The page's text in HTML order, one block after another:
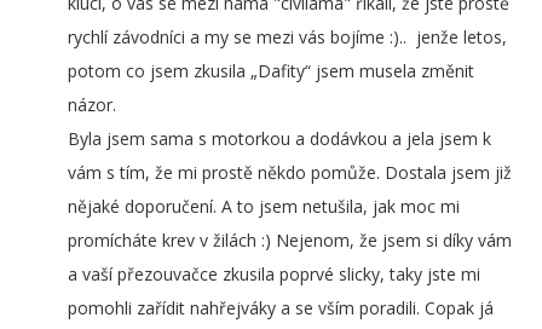
rychlí závodníci a my se mezi vás bojíme :).. jenže letos,
potom co jsem zkusila „Dafity“ jsem musela změnit
názor.
Byla jsem sama s motorkou a dodávkou a jela jsem k
vám s tím, že mi prostě někdo pomůže. Dostala jsem již
nějaké doporučení. A to jsem netušila, jak moc mi
promícháte krev v žilách :) Nejenom, že jsem si díky vám
a vaší přezouvačce zkusila poprvé slicky, taky jste mi
pomohli zařídit nahřejváky a se vším poradili. Copak já